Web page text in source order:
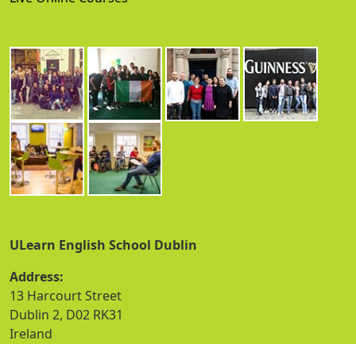
ULearn English School Dublin
Address:
13 Harcourt Street
Dublin 2, D02 RK31
Ireland